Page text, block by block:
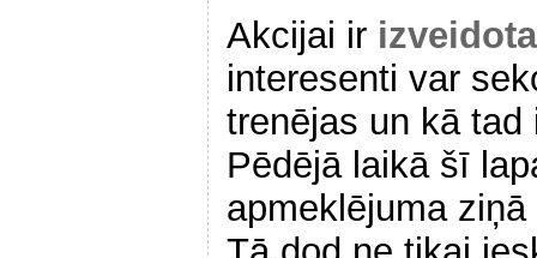
Akcijai ir
interesenti var
trenējas un kā
Pēdējā laikā šī
apmeklējuma